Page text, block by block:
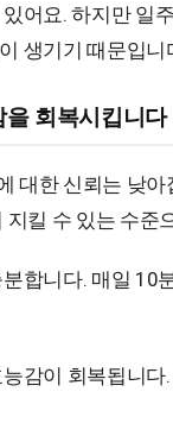
어요. 하지만 일
생기기 때문입니
회복시킵니다
대한 신뢰는 낮
킬 수 있는 수준
합니다. 매일 10
감이 회복됩니